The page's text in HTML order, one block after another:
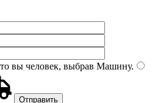
вы человек, выбрав Машину.